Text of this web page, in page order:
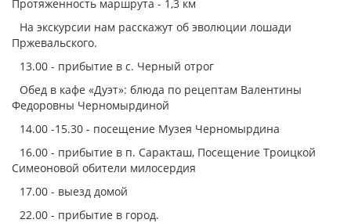
Протяженность маршрута - 1,3 км
На экскурсии нам расскажут об эволюции лошади
Пржевальского.
13.00 - прибытие в с. Черный отрог
Обед в кафе «Дуэт»: блюда по рецептам Валентины
Федоровны Черномырдиной
14.00 -15.30 - посещение Музея Черномырдина
16.00 - прибытие в п. Саракташ, Посещение Троицкой
Симеоновой обители милосердия
17.00 - выезд домой
22.00 - прибытие в город.